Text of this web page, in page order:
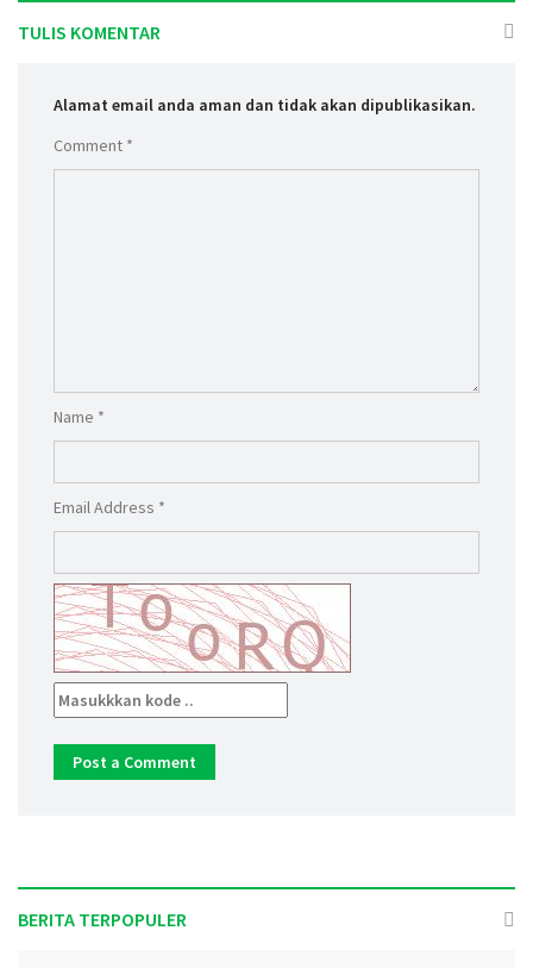
TULIS KOMENTAR
Alamat email anda aman dan tidak akan dipublikasikan.
Comment *
Name *
Email Address *
BERITA TERPOPULER